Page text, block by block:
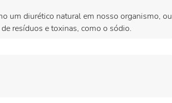
um diurético natural em nosso organismo, ou
resíduos e toxinas, como o sódio.